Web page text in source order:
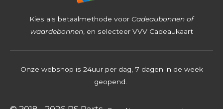
e
Kies als betaalmethode voor Cadeaubonnen of
waardebonnen, en selecteer VVV Cadeaukaart
Onze webshop is 24uur per dag, 7 dagen in de week
geopend.